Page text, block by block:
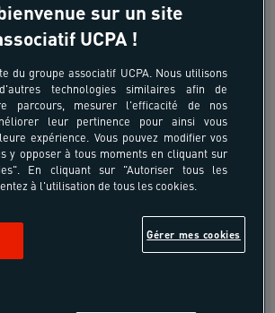
Alpinisme
sur un site
UCPA !
du groupe associatif UCPA. Nous utilisons
technologies similaires afin de
parcours, mesurer l'efficacité de nos
leur pertinence pour ainsi vous
expérience. Vous pouvez modifier vos
y opposer à tous moments en cliquant sur
En cliquant sur "Autoriser tous les
à l'utilisation de tous les cookies.
Gérer mes cookies